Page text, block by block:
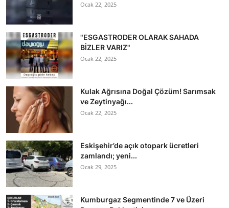
Ocak 22, 2025
"ESGASTRODER OLARAK SAHADA
BİZLER VARIZ"
Ocak 22, 2025
Kulak Ağrısına Doğal Çözüm! Sarımsak
ve Zeytinyağı...
Ocak 22, 2025
Eskişehir’de açık otopark ücretleri
zamlandı; yeni...
Ocak 29, 2025
Kumburgaz Segmentinde 7 ve Üzeri